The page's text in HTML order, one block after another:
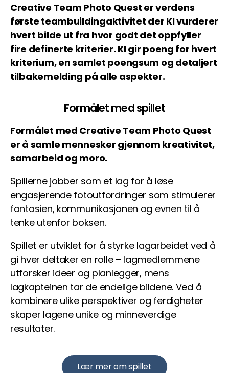
Creative Team Photo Quest er verdens
første teambuildingaktivitet der KI vurderer
hvert bilde ut fra hvor godt det oppfyller
fire definerte kriterier. KI gir poeng for hvert
kriterium, en samlet poengsum og detaljert
tilbakemelding på alle aspekter.
Formålet med spillet
Formålet med Creative Team Photo Quest
er å samle mennesker gjennom kreativitet,
samarbeid og moro.
Spillerne jobber som et lag for å løse
engasjerende fotoutfordringer som stimulerer
fantasien, kommunikasjonen og evnen til å
tenke utenfor boksen.
Spillet er utviklet for å styrke lagarbeidet ved å
gi hver deltaker en rolle – lagmedlemmene
utforsker ideer og planlegger, mens
lagkapteinen tar de endelige bildene. Ved å
kombinere ulike perspektiver og ferdigheter
skaper lagene unike og minneverdige
resultater.
Lær mer om spillet